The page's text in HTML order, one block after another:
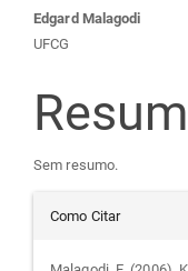
do
artigo
Edgard Malagodi
UFCG
Sem resumo.
Como Citar